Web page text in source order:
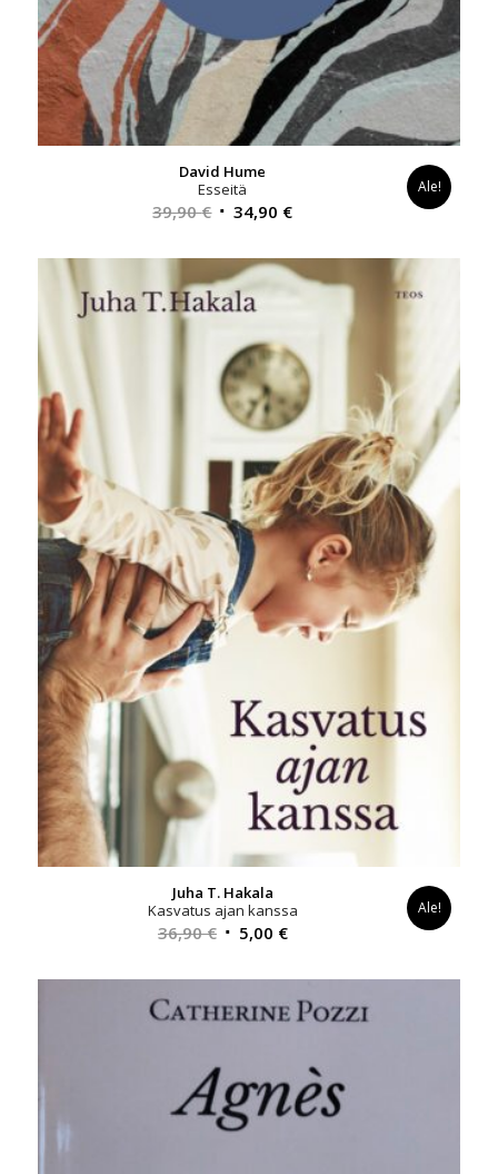
David Hume
Esseitä
39,90€ Alkuperäinen
oli:
39,90 €.
34,90 €Nykyinen
on:
34,90 €.
Ale!
Juha T. Hakala
Kasvatus ajan kanssa​​​​
36,90€ Alkuperäinen
oli:
36,90 €.
5,00 €Nykyinen
on:
5,00 €.
Ale!